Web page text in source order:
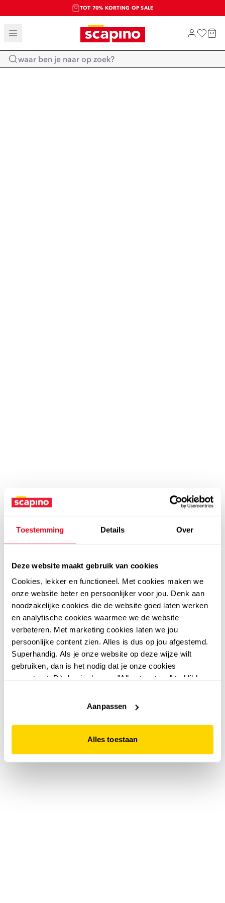
Toestemming Details Over
Deze website maakt gebruik van cookies
Cookies, lekker en functioneel. Met cookies maken we
onze website beter en persoonlijker voor jou. Denk aan
noodzakelijke cookies die de website goed laten werken
en analytische cookies waarmee we de website
verbeteren. Met marketing cookies laten we jou
persoonlijke content zien. Alles is dus op jou afgestemd.
Superhandig. Als je onze website op deze wijze wilt
gebruiken, dan is het nodig dat je onze cookies
accepteert. Dit doe je door op "Alles toestaan" te klikken.
website niet optimaal functioneert.
Aanpassen
Alles toestaan
TOT 70% KORTING OP SALE
SALE: LAATSTE KANS!
SHOP NIEUW
Home